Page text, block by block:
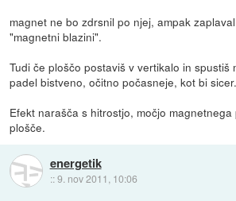
magnet ne bo zdrsnil po njej, ampak
"magnetni blazini".
Tudi če ploščo postaviš v vertikalo in spustiš
padel bistveno, očitno počasneje, kot bi sicer.
Efekt narašča s hitrostjo, močjo
plošče.
energetik
::9. nov 2011, 10:06